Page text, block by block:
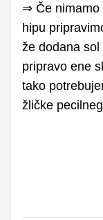
⇒ Če nimamo
hipu
že dodana
pripravo ene
tako
žličke